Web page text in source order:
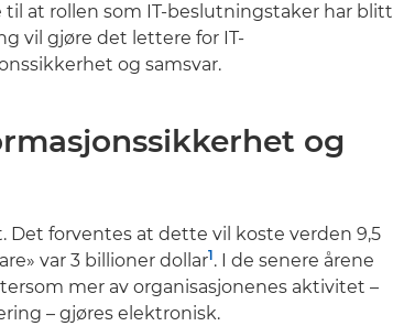
til at rollen som IT-beslutningstaker har blitt
vil gjøre det lettere for IT-
og samsvar.
og
forventes at dette vil koste verden 9,5
var 3 billioner dollar1. I de senere årene
mer av organisasjonenes aktivitet –
– gjøres elektronisk.